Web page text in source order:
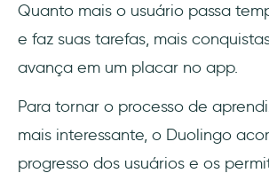
Quanto mais o usuário passa
e faz suas tarefas, mais
avança em um placar no app.
Para tornar o processo de
mais interessante, o Duolingo
progresso dos usuários e os